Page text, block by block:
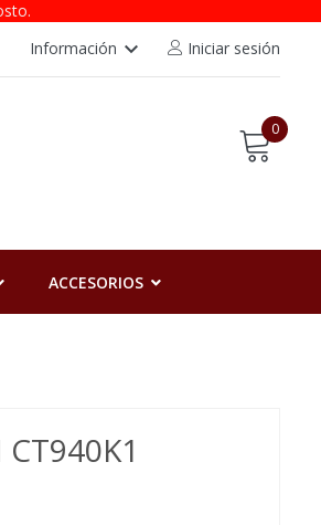
Iniciar sesión
Información keyboard_arrow_down
0
ACCESORIOS